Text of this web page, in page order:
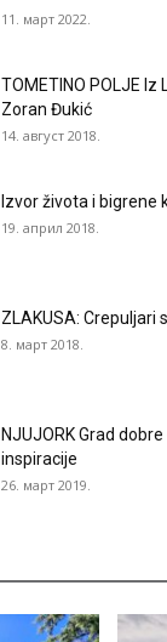
11. март 2022.
TOMETINO POLJE
Zoran Đukić
14. август 2018.
Izvor života i bigrene
19. април 2018.
ZLAKUSA: Crepuljari
8. март 2018.
NJUJORK Grad
inspiracije
26. март 2019.